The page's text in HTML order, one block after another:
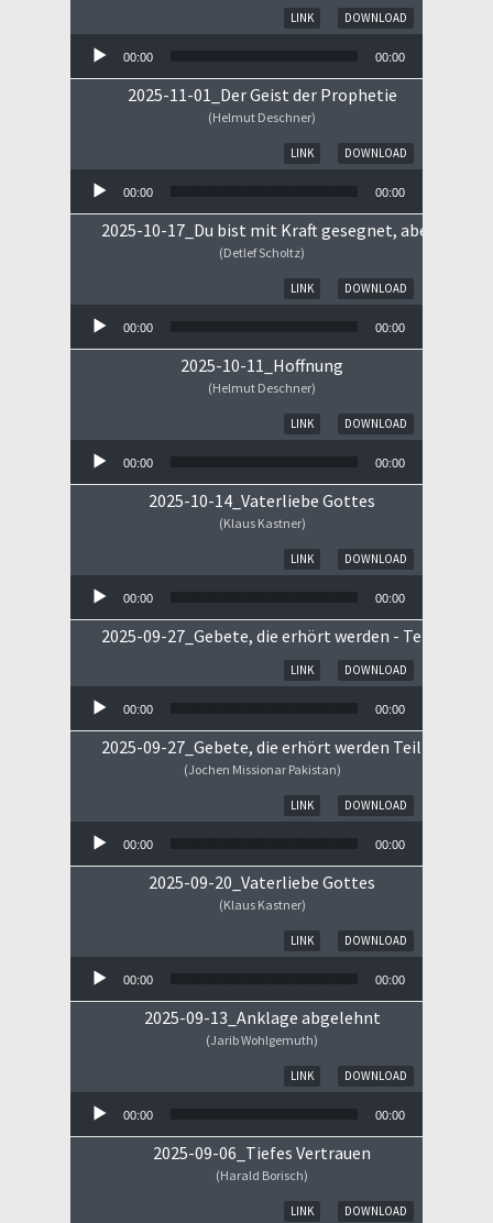
DOWNLOAD
LINK
00:00 00:00
2025-11-01_Der Geist der Prophetie
(Helmut Deschner)
DOWNLOAD
LINK
00:00 00:00
2025-10-17_Du bist mit Kraft gesegnet, aber ...
(Detlef Scholtz)
DOWNLOAD
LINK
00:00 00:00
2025-10-11_Hoffnung
(Helmut Deschner)
DOWNLOAD
LINK
00:00 00:00
2025-10-14_Vaterliebe Gottes
(Klaus Kastner)
DOWNLOAD
LINK
00:00 00:00
2025-09-27_Gebete, die erhört werden - Teil II
DOWNLOAD
LINK
00:00 00:00
2025-09-27_Gebete, die erhört werden Teil I
(Jochen Missionar Pakistan)
DOWNLOAD
LINK
00:00 00:00
2025-09-20_Vaterliebe Gottes
(Klaus Kastner)
DOWNLOAD
LINK
00:00 00:00
2025-09-13_Anklage abgelehnt
(Jarib Wohlgemuth)
DOWNLOAD
LINK
00:00 00:00
2025-09-06_Tiefes Vertrauen
(Harald Borisch)
DOWNLOAD
LINK